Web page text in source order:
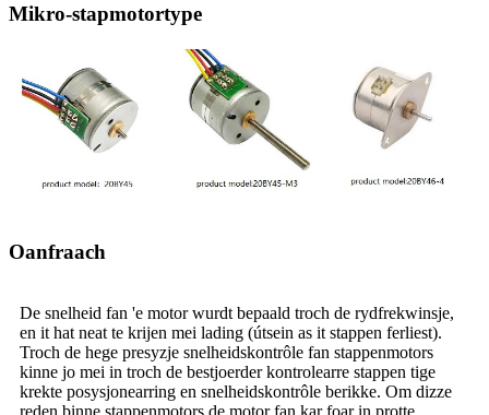
Mikro-stapmotortype
Oanfraach
De snelheid fan 'e motor wurdt bepaald troch de rydfrekwinsje,
en it hat neat te krijen mei lading (útsein as it stappen ferliest).
Troch de hege presyzje snelheidskontrôle fan stappenmotors
kinne jo mei in troch de bestjoerder kontrolearre stappen tige
krekte posysjonearring en snelheidskontrôle berikke. Om dizze